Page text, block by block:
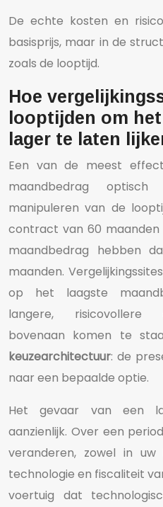
De echte kosten en
basisprijs, maar in de
zoals de looptijd.
Hoe
looptijden om
lager te laten
Een van de meest
maandbedrag
manipuleren van de
contract van 60
maandbedrag hebben
maanden.
op het laagste
langere, risicovollere
bovenaan komen te
keuzearchitectuur: de
naar een bepaalde optie.
Het gevaar van een
aanzienlijk. Over een
veranderen, zowel in
technologie en fiscaliteit
voertuig dat